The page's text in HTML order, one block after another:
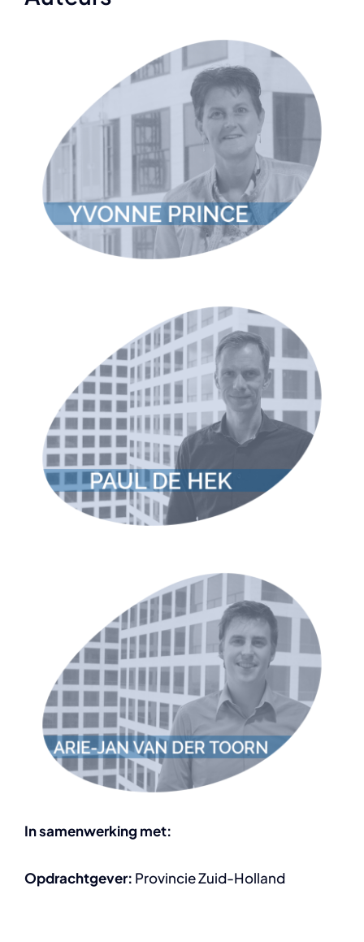
In samenwerking met:
Opdrachtgever: Provincie Zuid-Holland